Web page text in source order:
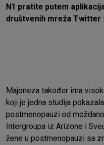
N1 pratite putem
društvenih mreža Twitter
Majoneza također ima
koji je jedna studija
postmenopauzi od
Intergroupa iz Arizone i
žene u postmenopauzi sa